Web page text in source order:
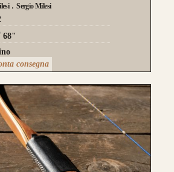
si contraddistingue per la
aTre Lamine in legno
è la medesima e
più pulita.
da 750€
Sergio Milesi
68"
consegna